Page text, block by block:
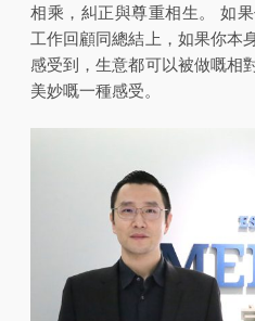
相乘，糾正與尊重相生。 如
工作回顧同總結上，如果你本
感受到，生意都可以被做嘅相
美妙嘅一種感受。